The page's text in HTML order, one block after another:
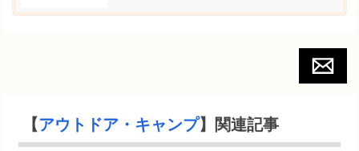
【アウトドア・キャンプ】関連記事